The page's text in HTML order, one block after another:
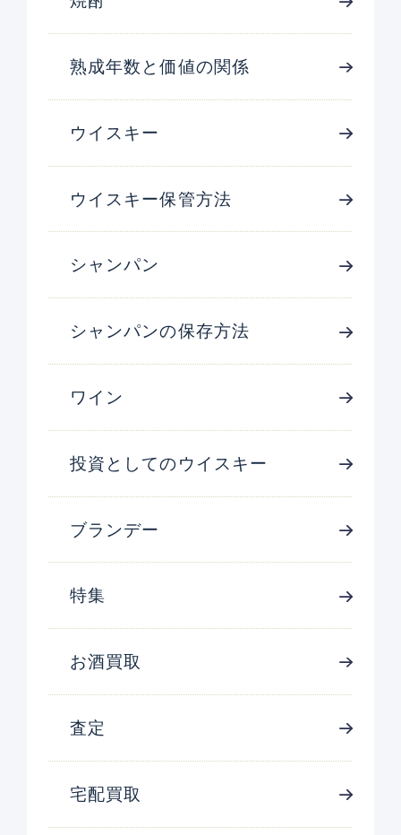
熟成年数と価値の関係
ウイスキー
ウイスキー保管方法
シャンパン
シャンパンの保存方法
ワイン
投資としてのウイスキー
ブランデー
特集
お酒買取
査定
宅配買取